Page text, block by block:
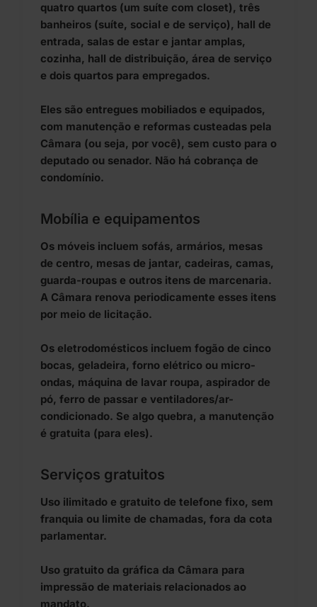
quatro quartos (um suíte com closet), três
banheiros (suíte, social e de serviço), hall de
entrada, salas de estar e jantar amplas,
cozinha, hall de distribuição, área de serviço
e dois quartos para empregados.
Eles são entregues mobiliados e equipados,
com manutenção e reformas custeadas pela
Câmara (ou seja, por você), sem custo para o
deputado ou senador. Não há cobrança de
condomínio.
Mobília e equipamentos
Os móveis incluem sofás, armários, mesas
de centro, mesas de jantar, cadeiras, camas,
guarda-roupas e outros itens de marcenaria.
A Câmara renova periodicamente esses itens
por meio de licitação.
Os eletrodomésticos incluem fogão de cinco
bocas, geladeira, forno elétrico ou micro-
ondas, máquina de lavar roupa, aspirador de
pó, ferro de passar e ventiladores/ar-
condicionado. Se algo quebra, a manutenção
é gratuita (para eles).
Serviços gratuitos
Uso ilimitado e gratuito de telefone fixo, sem
franquia ou limite de chamadas, fora da cota
parlamentar.
Uso gratuito da gráfica da Câmara para
impressão de materiais relacionados ao
mandato.